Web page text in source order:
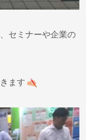
セミナーや企業の
ます